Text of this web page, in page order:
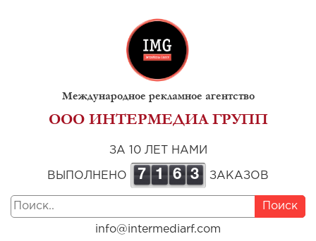
Международное рекламное агентство
ООО ИНТЕРМЕДИА ГРУПП
ЗА 10 ЛЕТ НАМИ
ВЫПОЛНЕНО 7 1 6 3 ЗАКАЗОВ
Поиск
info@intermediarf.com